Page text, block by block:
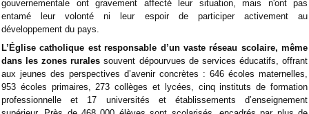
gouvernementale ont gravement affecté leur situation, mais n'ont pas
entamé leur volonté ni leur espoir de participer activement au
développement du pays.
L’Église catholique est responsable d’un vaste réseau scolaire, même
dans les zones rurales souvent dépourvues de services éducatifs, offrant
aux jeunes des perspectives d’avenir concrètes : 646 écoles maternelles,
953 écoles primaires, 273 collèges et lycées, cinq instituts de formation
professionnelle et 17 universités et établissements d’enseignement